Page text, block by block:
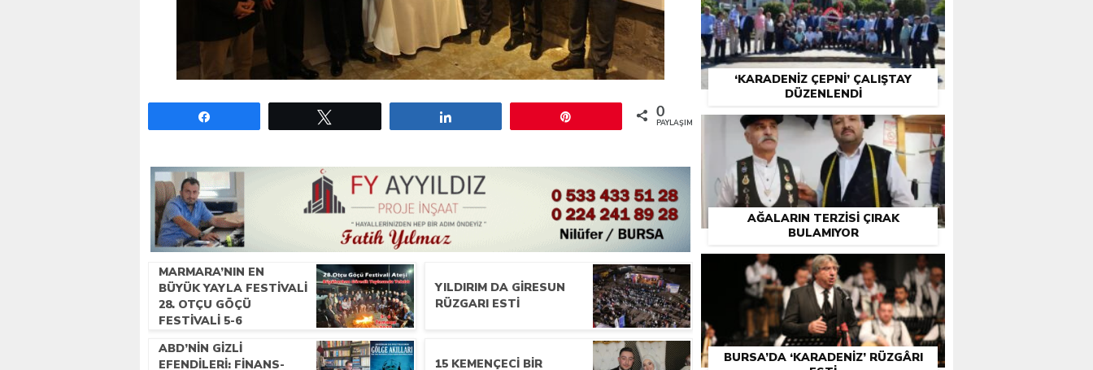
0
PAYLAŞIMLAR
MARMARA’NIN EN
BÜYÜK YAYLA FESTIVALI
28. OTÇU GÖÇÜ
FESTIVALI 5-6
GERÇEKLEŞECEK!
YILDIRIM DA GIRESUN
RÜZGARI ESTI
ABD’NIN GIZLI
EFENDILERI: FINANS-
15 KEMENÇECI BIR
‘KARADENIZ ÇEPNI’ ÇALIŞTAY
DÜZENLENDI
AĞALARIN TERZISI ÇIRAK
BULAMIYOR
BURSA’DA ‘KARADENIZ’ RÜZGÂRI